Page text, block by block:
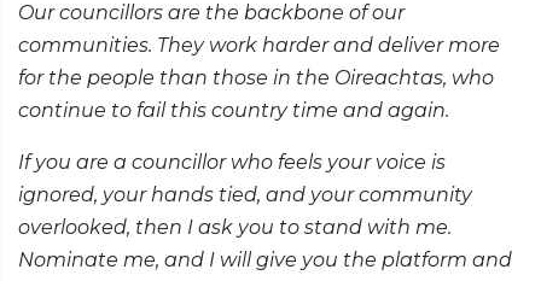
Our councillors are the backbone of our
communities. They work harder and deliver more
for the people than those in the Oireachtas, who
continue to fail this country time and again.
If you are a councillor who feels your voice is
ignored, your hands tied, and your community
overlooked, then I ask you to stand with me.
Nominate me, and I will give you the platform and